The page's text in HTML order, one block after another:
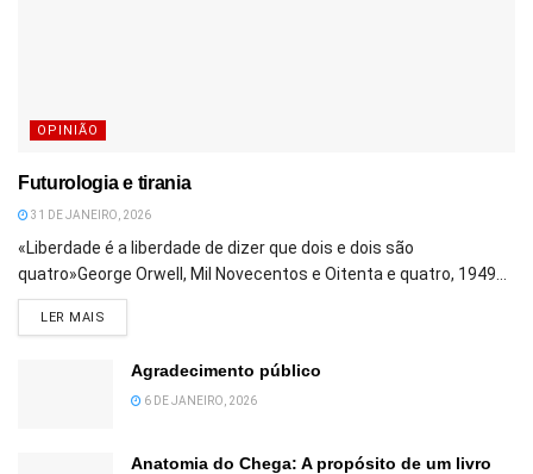
OPINIÃO
Futurologia e tirania
31 DE JANEIRO, 2026
«Liberdade é a liberdade de dizer que dois e dois são
quatro»George Orwell, Mil Novecentos e Oitenta e quatro, 1949...
LER MAIS
Agradecimento público
6 DE JANEIRO, 2026
Anatomia do Chega: A propósito de um livro